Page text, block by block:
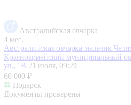
Австралийская овчарка
4 мес.
Австралийская овчарка мальчик
Красноармейский муниципальный
ул., 1В 21 июля, 09:29
60 000 ₽
Подарок
Документы проверены